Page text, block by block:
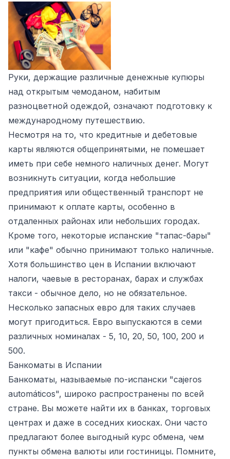
Руки, держащие различные денежные купюры
над открытым чемоданом, набитым
разноцветной одеждой, означают подготовку к
международному путешествию.
Несмотря на то, что кредитные и дебетовые
карты являются общепринятыми, не помешает
иметь при себе немного наличных денег. Могут
возникнуть ситуации, когда небольшие
предприятия или общественный транспорт не
принимают к оплате карты, особенно в
отдаленных районах или небольших городах.
Кроме того, некоторые испанские "тапас-бары"
или "кафе" обычно принимают только наличные.
Хотя большинство цен в Испании включают
налоги, чаевые в ресторанах, барах и службах
такси - обычное дело, но не обязательное.
Несколько запасных евро для таких случаев
могут пригодиться. Евро выпускаются в семи
различных номиналах - 5, 10, 20, 50, 100, 200 и
500.
Банкоматы в Испании
Банкоматы, называемые по-испански "cajeros
automáticos", широко распространены по всей
стране. Вы можете найти их в банках, торговых
центрах и даже в соседних киосках. Они часто
предлагают более выгодный курс обмена, чем
пункты обмена валюты или гостиницы. Помните,